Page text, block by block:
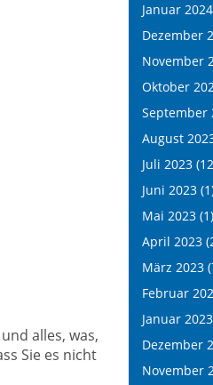
alles, was,
Sie es nicht
Januar
Dezember
November
Oktober
September
August
Juli 2023
Juni 2023
Mai 2023
April 2023
März 2023
Februar
Januar
Dezember
November